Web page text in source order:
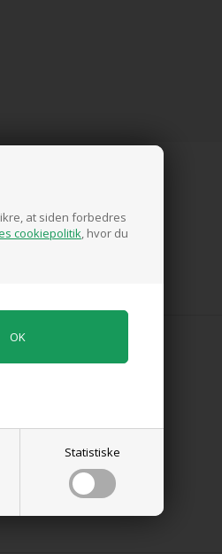
at siden forbedres
cookiepolitik, hvor du
Statistiske
produkter
25,00 DKK